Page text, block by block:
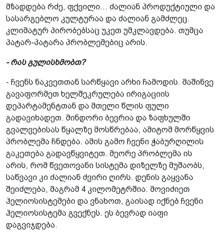
მზადდება რძე, ფქვილი... ძალიან პროდუქტიული და
სასარგებლო კულტურაა და ძალიან გამძლეც.
კლიმატურ პირობებსაც უკეთ უმკლავდება. თუმცა
პატარ-პატარა პრობლემებიც არის.
- რას გულისხმობთ?
- ჩვენს ნაკვეთთან სარწყავი არხი ჩამოდის. მაშინვე
გავაფორმეთ ხელშეკრულება ირიგაციის
დეპარტამენტთან და მთელი წლის ფული
გადავიხადეთ. მინდორი ბევრია და ზაფხულში
გვალვებისას წყალზე მოსწრებაა, ამიტომ მორწყვის
პრობლემა ჩნდება. ამის გამო ჩვენი ჭაბურღილის
გაკეთება გადავწყვიტეთ. მეორე პრობლემა ის
არის, რომ წვეთოვანი სისტემა დიზელზე მუშაობს,
საწვავი კი ძალიან ძვირი ღირს. დენის გაყვანა
შეიძლება, მაგრამ 4 კილომეტრშია. მოვიძიეთ
ჰელიოსისტემები და ვნახოთ, გაისად იქნებ ჩვენი
ჰელიოსისტემა გვექნეს. ეს ბევრად იაფი
დაგვიჯდება.